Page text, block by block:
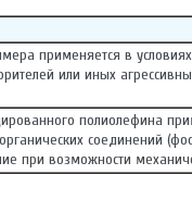
применяется в
или иных
полиолефина
соединений
при возможности